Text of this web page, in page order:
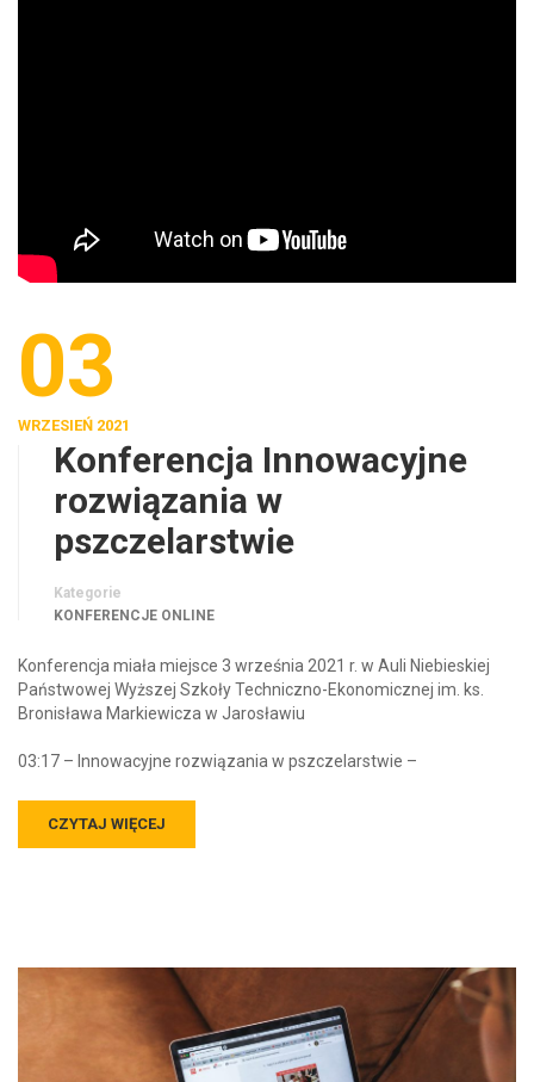
03
WRZESIEŃ 2021
Konferencja Innowacyjne
rozwiązania w
pszczelarstwie
Kategorie
KONFERENCJE ONLINE
Konferencja miała miejsce 3 września 2021 r. w Auli Niebieskiej
Państwowej Wyższej Szkoły Techniczno-Ekonomicznej im. ks.
Bronisława Markiewicza w Jarosławiu
03:17 – Innowacyjne rozwiązania w pszczelarstwie –
CZYTAJ WIĘCEJ